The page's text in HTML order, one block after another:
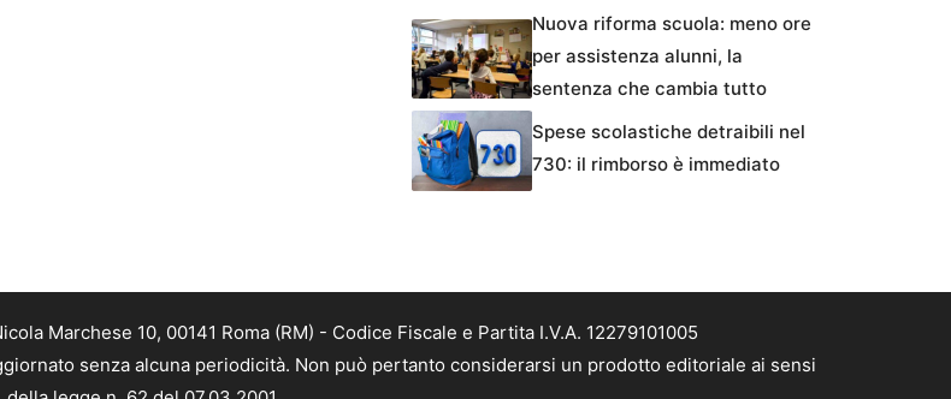
Nuova riforma scuola: meno ore
per assistenza alunni, la
sentenza che cambia tutto
Spese scolastiche detraibili nel
730: il rimborso è immediato
Marchese 10, 00141 Roma (RM) - Codice Fiscale e Partita I.V.A. 12279101005
senza alcuna periodicità. Non può pertanto considerarsi un prodotto editoriale ai sensi